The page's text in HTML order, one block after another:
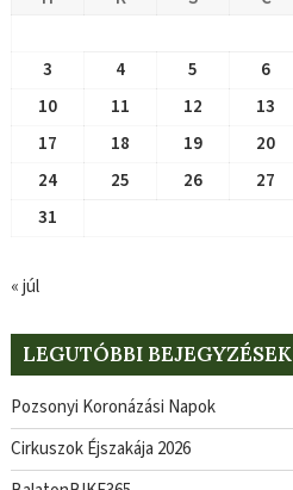
3
4 5 6
10
11 12 13
17
18 19 20
24
25 26 27
31
« júl
LEGUTÓBBI BEJEGYZÉSEK
Pozsonyi Koronázási Napok
Cirkuszok Éjszakája 2026